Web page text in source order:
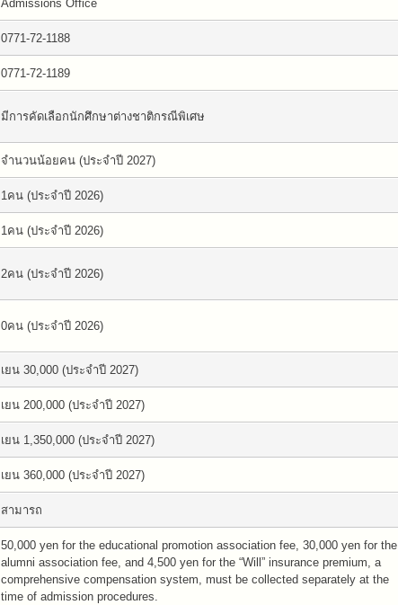
Admissions Office
0771-72-1188
0771-72-1189
มีการคัดเลือกนักศึกษาต่างชาติกรณีพิเศษ
จำนวนน้อยคน (ประจำปี 2027)
1คน (ประจำปี 2026)
1คน (ประจำปี 2026)
2คน (ประจำปี 2026)
0คน (ประจำปี 2026)
เยน 30,000 (ประจำปี 2027)
เยน 200,000 (ประจำปี 2027)
เยน 1,350,000 (ประจำปี 2027)
เยน 360,000 (ประจำปี 2027)
สามารถ
50,000 yen for the educational promotion association fee, 30,000 yen for the
alumni association fee, and 4,500 yen for the “Will” insurance premium, a
comprehensive compensation system, must be collected separately at the
time of admission procedures.